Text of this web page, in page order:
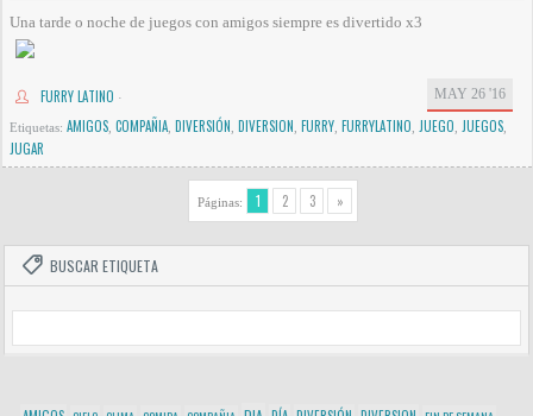
Una tarde o noche de juegos con amigos siempre es divertido x3
FURRY LATINO MAY 26 '16
·
Etiquetas: AMIGOS COMPAÑIA DIVERSIÓN DIVERSION FURRY FURRYLATINO JUEGO JUEGOS
JUGAR
Páginas: 1 2 3 »
BUSCAR ETIQUETA